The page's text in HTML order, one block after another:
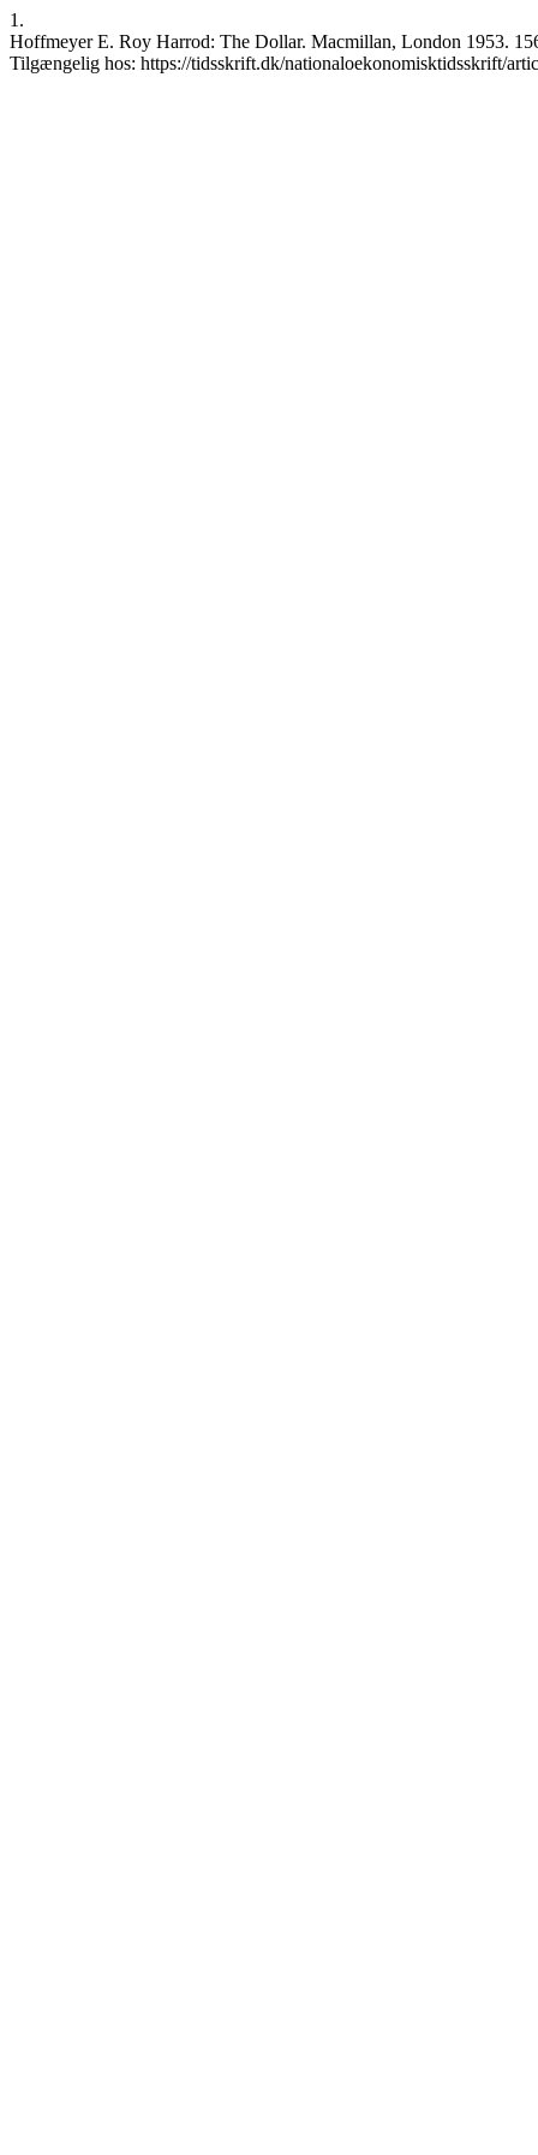
1.
Hoffmeyer E. Roy Harrod: The Dollar. Macmillan, London 1953.
Tilgængelig hos: https://tidsskrift.dk/nationaloekonomisktidsskrift/